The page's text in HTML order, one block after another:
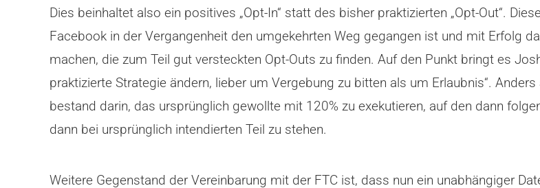
Dies beinhaltet also ein positives „Opt-In“ statt des bisher praktizierten „Opt-Out“.
Facebook in der Vergangenheit den umgekehrten Weg gegangen ist und mit Erfolg
machen, die zum Teil gut versteckten Opt-Outs zu finden. Auf den Punkt bringt es
praktizierte Strategie ändern, lieber um Vergebung zu bitten als um Erlaubnis“.
bestand darin, das ursprünglich gewollte mit 120% zu exekutieren, auf den dann
dann bei ursprünglich intendierten Teil zu stehen.
Weitere Gegenstand der Vereinbarung mit der FTC ist, dass nun ein unabhängiger